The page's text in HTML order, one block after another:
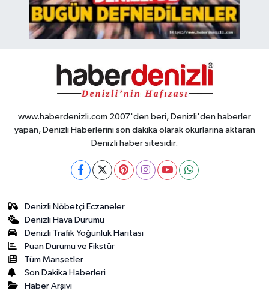
www.haberdenizli.com 2007'den beri, Denizli'den haberler
yapan, Denizli Haberlerini son dakika olarak okurlarına aktaran
Denizli haber sitesidir.
Denizli Nöbetçi Eczaneler
Denizli Hava Durumu
Denizli Trafik Yoğunluk Haritası
Puan Durumu ve Fikstür
Tüm Manşetler
Son Dakika Haberleri
Haber Arşivi